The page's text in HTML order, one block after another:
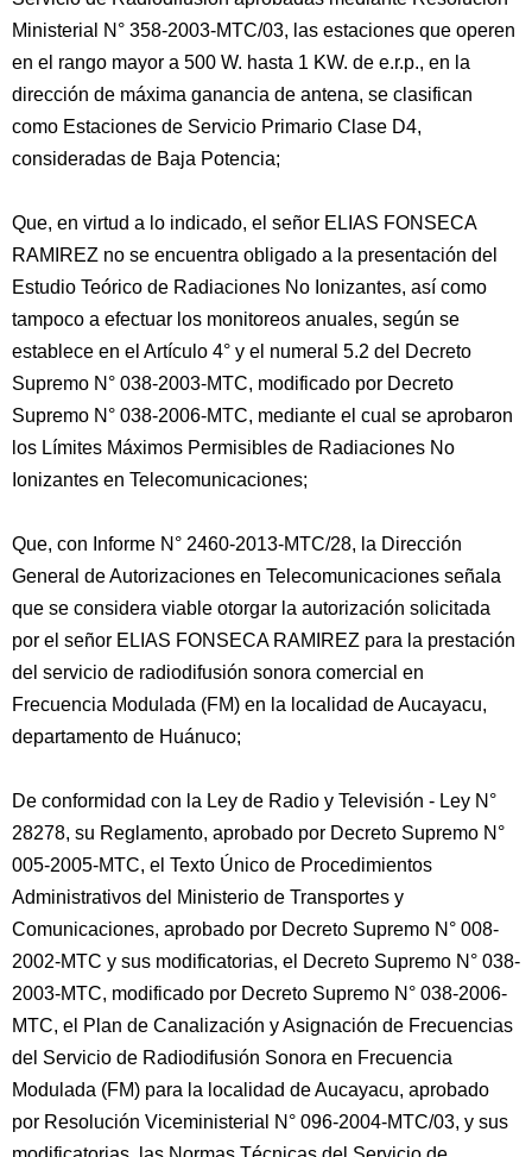
Ministerial N° 358-2003-MTC/03, las estaciones que operen
en el rango mayor a 500 W. hasta 1 KW. de e.r.p., en la
dirección de máxima ganancia de antena, se clasifican
como Estaciones de Servicio Primario Clase D4,
consideradas de Baja Potencia;
Que, en virtud a lo indicado, el señor ELIAS FONSECA
RAMIREZ no se encuentra obligado a la presentación del
Estudio Teórico de Radiaciones No Ionizantes, así como
tampoco a efectuar los monitoreos anuales, según se
establece en el Artículo 4° y el numeral 5.2 del Decreto
Supremo N° 038-2003-MTC, modificado por Decreto
Supremo N° 038-2006-MTC, mediante el cual se aprobaron
los Límites Máximos Permisibles de Radiaciones No
Ionizantes en Telecomunicaciones;
Que, con Informe N° 2460-2013-MTC/28, la Dirección
General de Autorizaciones en Telecomunicaciones señala
que se considera viable otorgar la autorización solicitada
por el señor ELIAS FONSECA RAMIREZ para la prestación
del servicio de radiodifusión sonora comercial en
Frecuencia Modulada (FM) en la localidad de Aucayacu,
departamento de Huánuco;
De conformidad con la Ley de Radio y Televisión - Ley N°
28278, su Reglamento, aprobado por Decreto Supremo N°
005-2005-MTC, el Texto Único de Procedimientos
Administrativos del Ministerio de Transportes y
Comunicaciones, aprobado por Decreto Supremo N° 008-
2002-MTC y sus modificatorias, el Decreto Supremo N° 038-
2003-MTC, modificado por Decreto Supremo N° 038-2006-
MTC, el Plan de Canalización y Asignación de Frecuencias
del Servicio de Radiodifusión Sonora en Frecuencia
Modulada (FM) para la localidad de Aucayacu, aprobado
por Resolución Viceministerial N° 096-2004-MTC/03, y sus